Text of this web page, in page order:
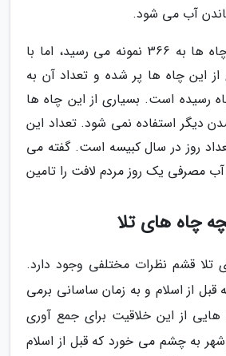
آب می شود.
قدیم ها تعداد این چاه ها به 366 نمونه می رسید، اما با
این چاه ها پر شده و تعداد آن به
رسیده است. بسیاری از این چاه ها
دیگر استفاده نمی شود. تعداد این
روز در سال کبیسه است. گفته می
مصرفی یک روز مردم لافت را تامین
چاه های تلا
تلا قشم نظرات مختلفی وجود دارد.
از اسلام و به زمان ساسانی برمی
هایی از این خلاقیت برای جمع آوری
به چشم می خورد که قبل از اسلام